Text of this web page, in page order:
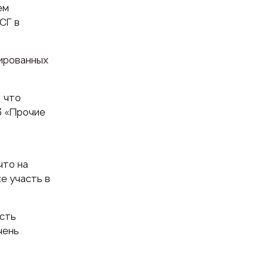
в
что
«Прочие
на
участь в